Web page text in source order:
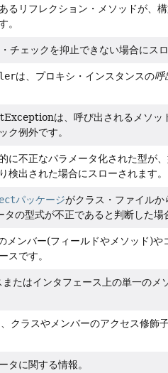
るリフレクション・メソッドが、
。
チェックを抑止できない場合にスロ
は、プロキシ・インスタンスの呼
は、呼び出されるメソッ
ク例外です。
に不正なパラメータ化された型が
検出された場合にスローされます。
パッケージがクラス・ファイルか
の型式が不正であると判断した場
ンバー(フィールドやメソッド)や
スです。
またはインタフェース上の単一のメ
クラスやメンバーのアクセス修飾
タに関する情報。